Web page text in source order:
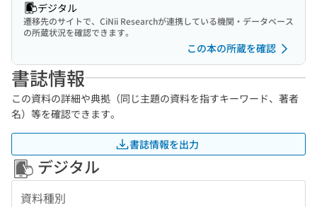
デジタル
遷移先のサイトで、CiNii Researchが連携している機関・データベース
の所蔵状況を確認できます。
この本の所蔵を確認
書誌情報
この資料の詳細や典拠（同じ主題の資料を指すキーワード、著者
名）等を確認できます。
書誌情報を出力
デジタル
資料種別